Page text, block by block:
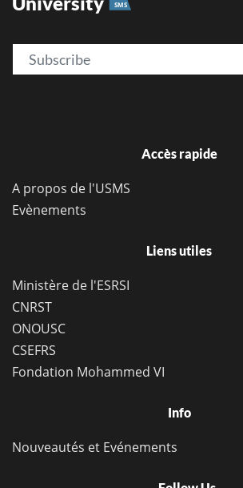
SMS
Email
Accès rapide
A propos de l'USMS
Evènements
Liens utiles
Ministère de l'ESRSI
CNRST
ONOUSC
CSEFRS
Fondation Mohammed VI
Info
Nouveautés et Evénements